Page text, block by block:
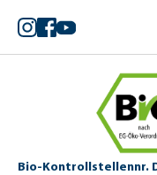
Instagram
Facebook
YouTube
Bio-Kontrollstellennr.